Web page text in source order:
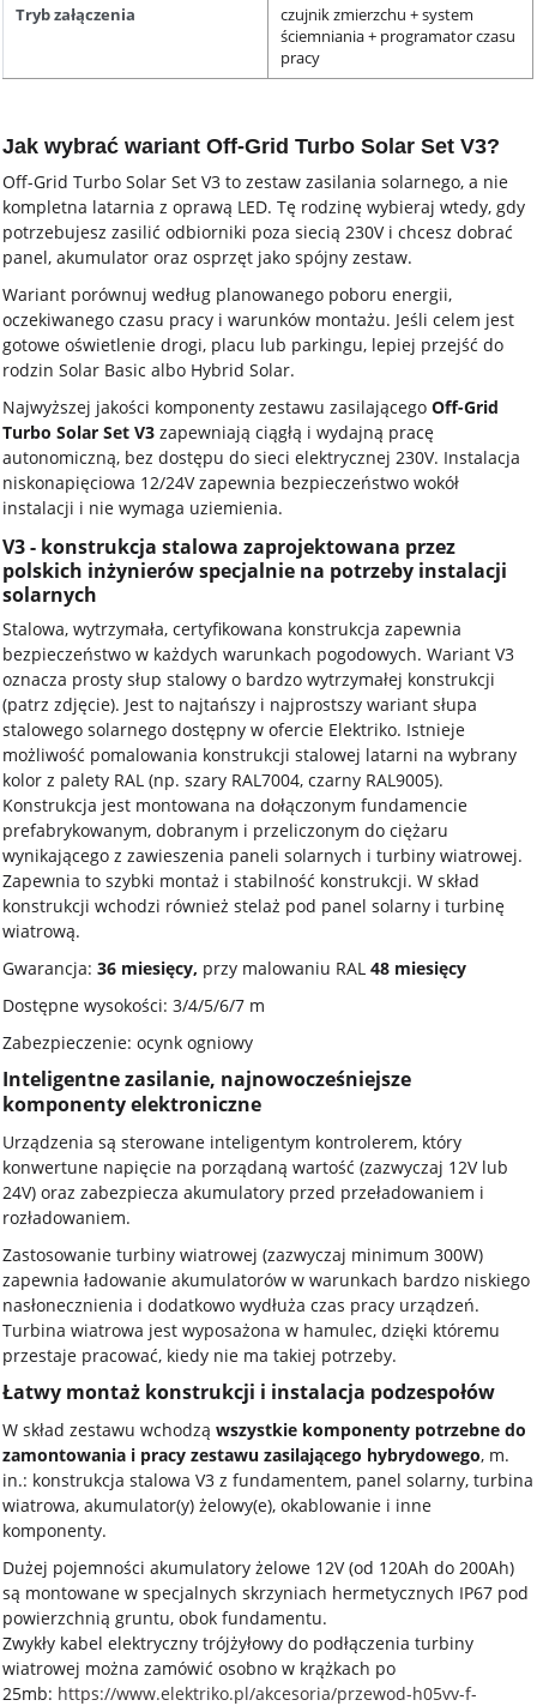
Tryb załączenia
czujnik zmierzchu + system
ściemniania + programator czasu
pracy
Jak wybrać wariant Off-Grid Turbo Solar Set V3?
Off-Grid Turbo Solar Set V3 to zestaw zasilania solarnego, a nie
kompletna latarnia z oprawą LED. Tę rodzinę wybieraj wtedy, gdy
potrzebujesz zasilić odbiorniki poza siecią 230V i chcesz dobrać
panel, akumulator oraz osprzęt jako spójny zestaw.
Wariant porównuj według planowanego poboru energii,
oczekiwanego czasu pracy i warunków montażu. Jeśli celem jest
gotowe oświetlenie drogi, placu lub parkingu, lepiej przejść do
rodzin Solar Basic albo Hybrid Solar.
Najwyższej jakości komponenty zestawu zasilającegoOff-Grid
Turbo Solar Set V3 zapewniają ciągłą i wydajną pracę
autonomiczną, bez dostępu do sieci elektrycznej 230V. Instalacja
niskonapięciowa 12/24V zapewnia bezpieczeństwo wokół
instalacji i nie wymaga uziemienia.
V3 - konstrukcja stalowa zaprojektowana przez
polskich inżynierów specjalnie na potrzeby instalacji
solarnych
Stalowa, wytrzymała, certyfikowana konstrukcja zapewnia
bezpieczeństwo w każdych warunkach pogodowych. Wariant V3
oznacza prosty słup stalowy o bardzo wytrzymałej konstrukcji
(patrz zdjęcie). Jest to najtańszy i najprostszy wariant słupa
stalowego solarnego dostępny w ofercie Elektriko. Istnieje
możliwość pomalowania konstrukcji stalowej latarni na wybrany
kolor z palety RAL (np. szary RAL7004, czarny RAL9005).
Konstrukcja jest montowana na dołączonym fundamencie
prefabrykowanym, dobranym i przeliczonym do ciężaru
wynikającego z zawieszenia paneli solarnych i turbiny wiatrowej.
Zapewnia to szybki montaż i stabilność konstrukcji. W skład
konstrukcji wchodzi również stelaż pod panel solarny i turbinę
wiatrową.
Gwarancja:36 miesięcy, przy malowaniu RAL 48 miesięcy
Dostępne wysokości: 3/4/5/6/7 m
Zabezpieczenie: ocynk ogniowy
Inteligentne zasilanie, najnowocześniejsze
komponenty elektroniczne
Urządzenia są sterowane inteligentym kontrolerem, który
konwertune napięcie na porządaną wartość (zazwyczaj 12V lub
24V) oraz zabezpiecza akumulatory przed przeładowaniem i
rozładowaniem.
Zastosowanie turbiny wiatrowej (zazwyczaj minimum 300W)
zapewnia ładowanie akumulatorów w warunkach bardzo niskiego
nasłonecznienia i dodatkowo wydłuża czas pracy urządzeń.
Turbina wiatrowa jest wyposażona w hamulec, dzięki któremu
przestaje pracować, kiedy nie ma takiej potrzeby.
Łatwy montaż konstrukcji i instalacja podzespołów
W skład zestawu wchodząwszystkie komponenty potrzebne do
zamontowania i pracy zestawu zasilającego hybrydowego, m.
in.: konstrukcja stalowa V3 z fundamentem, panel solarny, turbina
wiatrowa, akumulator(y) żelowy(e), okablowanie i inne
komponenty.
Dużej pojemności akumulatory żelowe 12V (od 120Ah do 200Ah)
są montowane w specjalnych skrzyniach hermetycznych IP67 pod
powierzchnią gruntu, obok fundamentu.
Zwykły kabel elektryczny trójżyłowy do podłączenia turbiny
wiatrowej można zamówić osobno w krążkach po
25mb: https://www.elektriko.pl/akcesoria/przewod-h05vv-f-